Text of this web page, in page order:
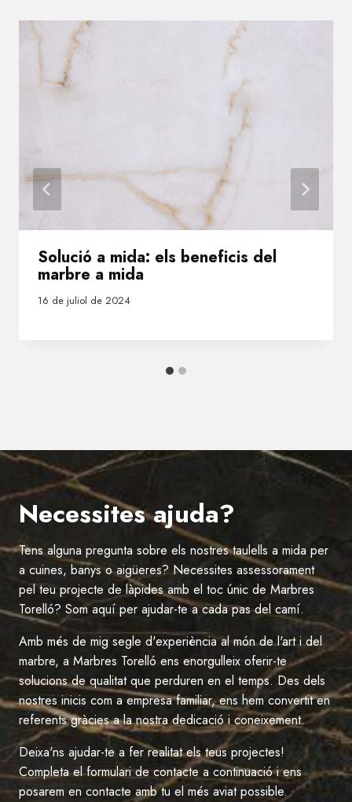
Solució a mida: els beneficis del
marbre a mida
16 de juliol de 2024
Necessites ajuda?
Tens alguna pregunta sobre els nostres taulells a mida per
a cuines, banys o aigüeres? Necessites assessorament
pel teu projecte de làpides amb el toc únic de Marbres
Torelló? Som aquí per ajudar-te a cada pas del camí.
Amb més de mig segle d'experiència al món de l'art i del
marbre, a Marbres Torelló ens enorgulleix oferir-te
solucions de qualitat que perduren en el temps. Des dels
nostres inicis com a empresa familiar, ens hem convertit en
referents gràcies a la nostra dedicació i coneixement.
Deixa'ns ajudar-te a fer realitat els teus projectes!
Completa el formulari de contacte a continuació i ens
posarem en contacte amb tu el més aviat possible.